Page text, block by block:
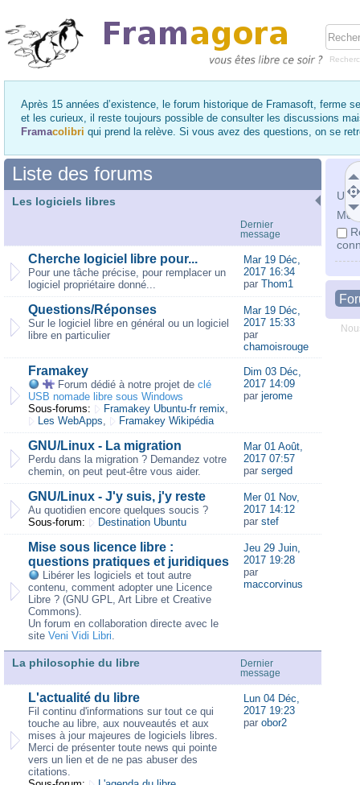
Après 15 années d’existence, le forum historique de Framasoft, ferme
et les curieux, il reste toujours possible de consulter les discussions
Framacolibri qui prend la relève. Si vous avez des questions, on se
Mot
Liste des forums
Les logiciels libres
Dernier
message
Cherche logiciel libre pour...
Pour une tâche précise, pour remplacer un
logiciel propriétaire donné...
Mar 19 Déc,
2017 16:34
par Thom1
Questions/Réponses
Sur le logiciel libre en général ou un logiciel
libre en particulier
Mar 19 Déc,
2017 15:33
par
chamoisrouge
Framakey
Forum dédié à notre projet de clé
USB nomade libre sous Windows
Sous-forums:
Framakey Ubuntu-fr remix,
Les WebApps, Framakey Wikipédia
Dim 03 Déc,
2017 14:09
par jerome
GNU/Linux - La migration
Perdu dans la migration ? Demandez votre
chemin, on peut peut-être vous aider.
Mar 01 Août,
2017 07:57
par serged
GNU/Linux - J'y suis, j'y reste
Au quotidien encore quelques soucis ?
Sous-forum:
Destination Ubuntu
Mer 01 Nov,
2017 14:12
par stef
Mise sous licence libre :
questions pratiques et juridiques
Libérer les logiciels et tout autre
contenu, comment adopter une Licence
Libre ? (GNU GPL, Art Libre et Creative
Commons).
Un forum en collaboration directe avec le
site Veni Vidi Libri.
Jeu 29 Juin,
2017 19:28
par
maccorvinus
La philosophie du libre
Dernier
message
L'actualité du libre
Fil continu d'informations sur tout ce qui
touche au libre, aux nouveautés et aux
mises à jour majeures de logiciels libres.
Merci de présenter toute news qui pointe
vers un lien et de ne pas abuser des
citations.
Lun 04 Déc,
2017 19:23
par obor2